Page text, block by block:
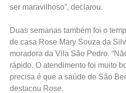
ser maravilhoso”, declarou.
Duas semanas também foi o
de casa Rose Mary Souza da
moradora da Vila São Pedro.
rápido. O atendimento foi muito
precisa é que a saúde de São
destacou Rose.